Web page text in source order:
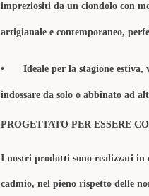
impreziositi da un ciondolo con
artigianale e contemporaneo,
• Ideale per la stagione
indossare da solo o abbinato ad
PROGETTATO PER ESSERE
I nostri prodotti sono realizzati
cadmio, nel pieno rispetto delle